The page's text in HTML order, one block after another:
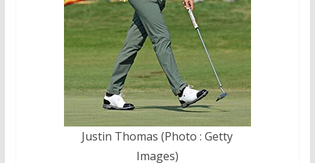
Justin Thomas (Photo : Getty
Images)